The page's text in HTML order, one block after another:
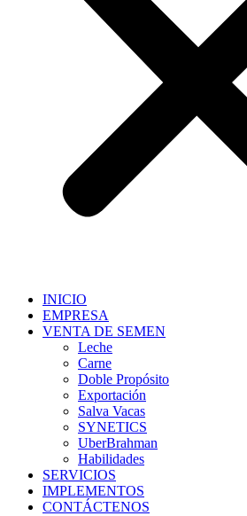
INICIO
EMPRESA
VENTA DE SEMEN
Leche
Carne
Doble Propósito
Exportación
Salva Vacas
SYNETICS
UberBrahman
Habilidades
SERVICIOS
IMPLEMENTOS
CONTÁCTENOS